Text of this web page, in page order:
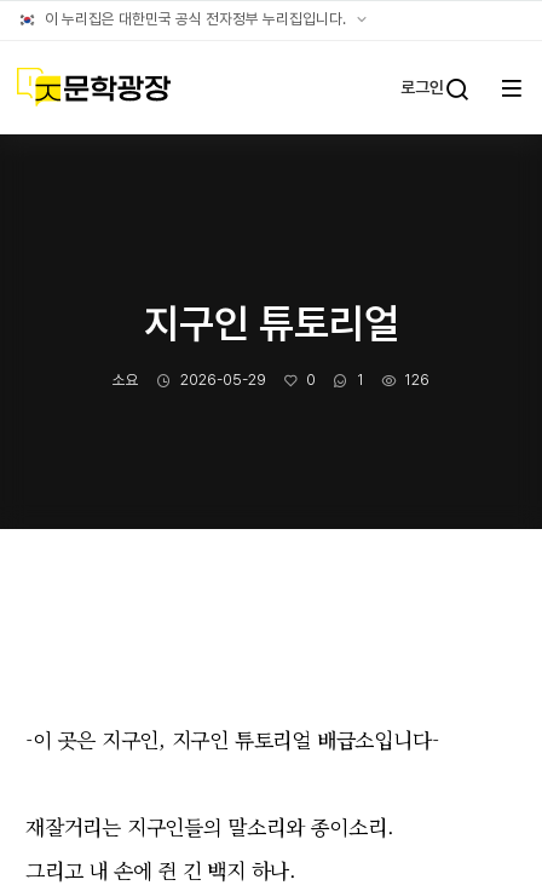
이 누리집은 대한민국 공식 전자정부 누리집입니다. 공식
문학광장 로그인
전체
지구인 튜토리얼
작성자
소요 작성일
2026-05-29 좋아요
0 댓글수
1 조회수
126
-이 곳은 지구인, 지구인 튜토리얼 배급소입니다-
재잘거리는 지구인들의 말소리와 종이소리.
그리고 내 손에 쥔 긴 백지 하나.